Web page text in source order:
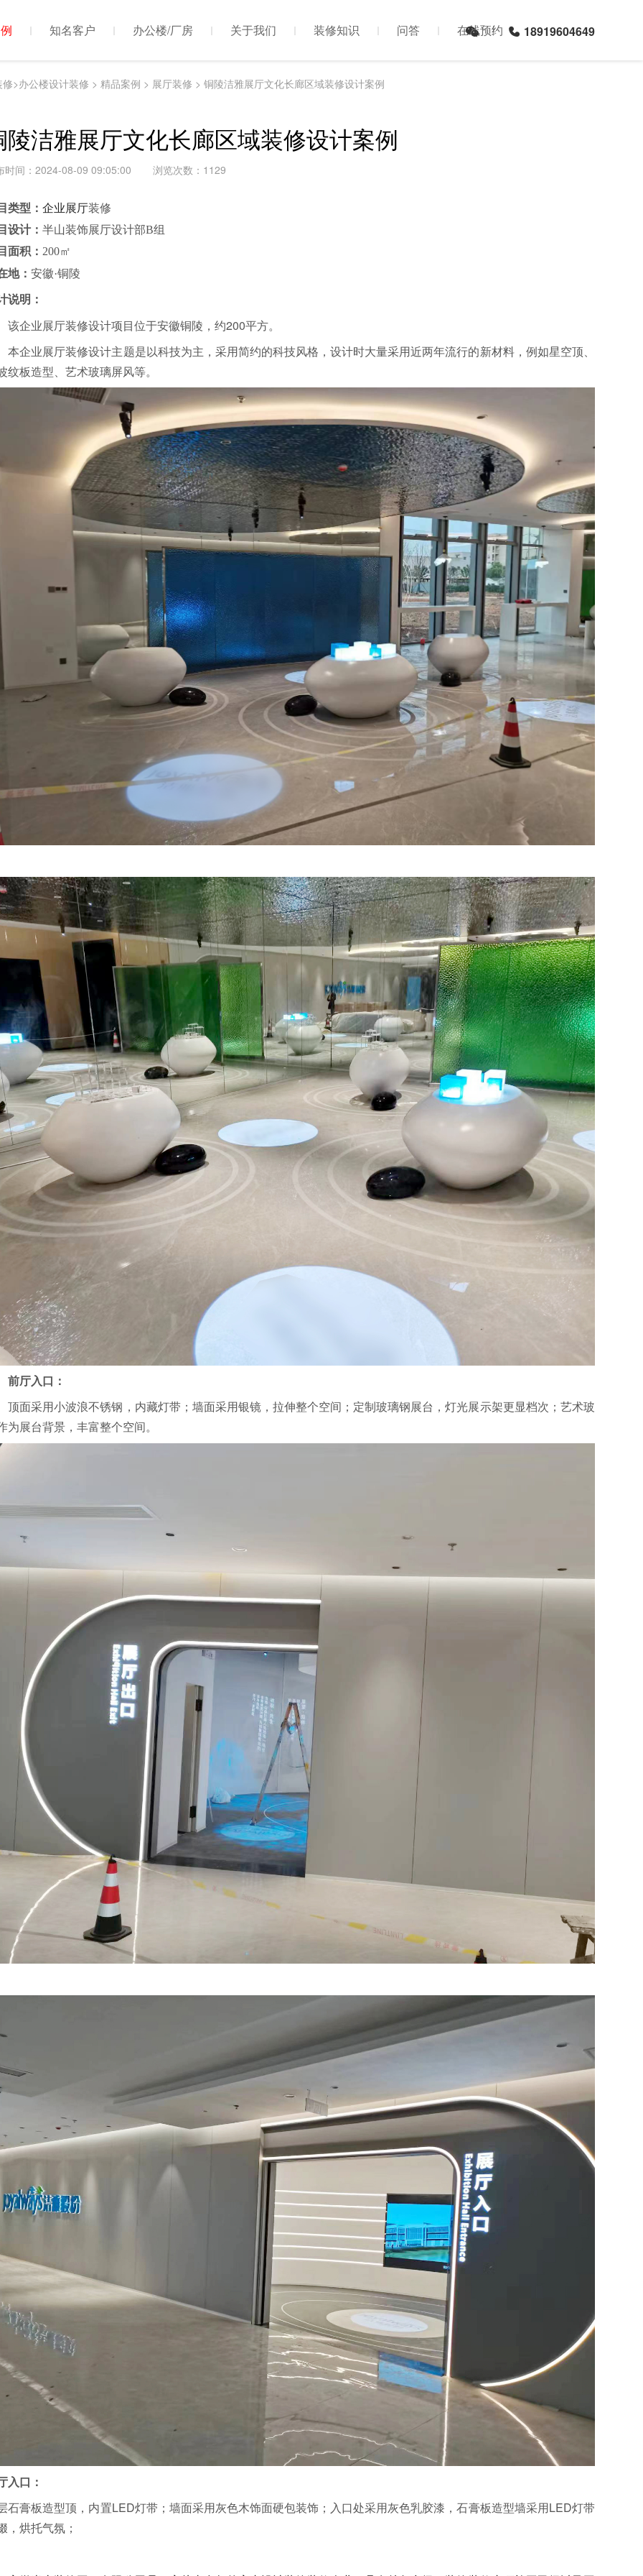
知名客户 办公楼/厂房 关于我们 装修知识 问答 在线预约 18919604649
>办公楼设计装修 >精品案例 > 展厅装修 > 铜陵洁雅展厅文化长廊区域装修设计案例
陵洁雅展厅文化长廊区域装修设计案例
时间：2024-08-09 09:05:00 浏览次数： 1129
类型：企业展厅装修
设计：半山装饰展厅设计部B组
面积： 200㎡
地：安徽·铜陵
说明：
该企业展厅装修设计项目位于安徽铜陵，约200平方。
本企业展厅装修设计主题是以科技为主，采用简约的科技风格，设计时大量采用近两年流行的新材料，例如星空顶、
纹板造型、艺术玻璃屏风等。
前厅入口：
顶面采用小波浪不锈钢，内藏灯带；墙面采用银镜，拉伸整个空间；定制玻璃钢展台，灯光展示架更显档次；艺术玻
为展台背景，丰富整个空间。
入口：
石膏板造型顶，内置LED灯带；墙面采用灰色木饰面硬包装饰；入口处采用灰色乳胶漆，石膏板造型墙采用LED灯带
，烘托气氛；